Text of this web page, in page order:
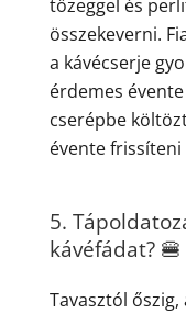
tőzeggel és
összekeverni.
a kávécserje
érdemes
cserépbe
évente
5.
kávéfádat? 🍔
Tavasztól